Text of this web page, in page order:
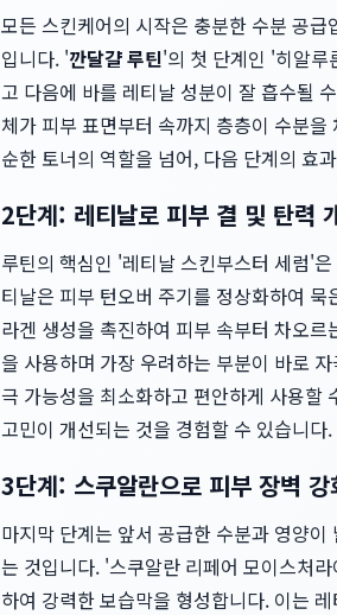
모든 스킨케어의 시작은 충분한 수분 공
입니다. '깐달걀 루틴'의 첫 단계인 '히알루
고 다음에 바를 레티날 성분이 잘 흡수될
체가 피부 표면부터 속까지 층층이 수분
순한 토너의 역할을 넘어, 다음 단계의 효
2단계: 레티날로 피부 결 및 탄력
루틴의 핵심인 '레티날 스킨부스터 세럼'
티날은 피부 턴오버 주기를 정상화하여
라겐 생성을 촉진하여 피부 속부터 차오
을 사용하며 가장 우려하는 부분이 바로
극 가능성을 최소화하고 편안하게 사용할
고민이 개선되는 것을 경험할 수 있습니다.
3단계: 스쿠알란으로 피부 장벽
마지막 단계는 앞서 공급한 수분과 영양
는 것입니다. '스쿠알란 리페어 모이스처
하여 강력한 보습막을 형성합니다. 이는